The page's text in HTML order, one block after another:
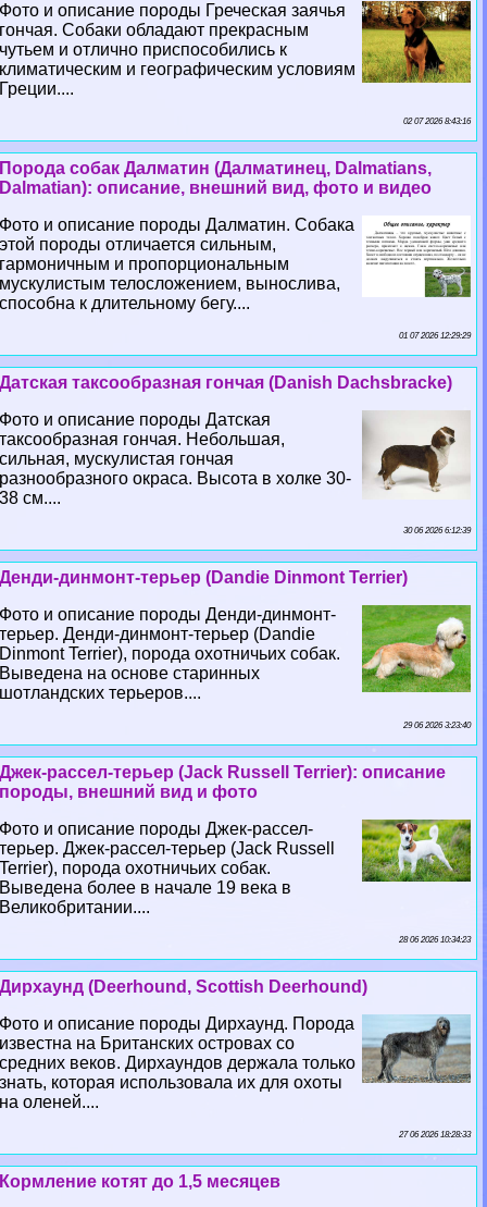
Фото и описание породы Греческая заячья
гончая. Собаки обладают прекрасным
чутьем и отлично приспособились к
климатическим и географическим условиям
Греции....
02 07 2026 8:43:16
Порода собак Далматин (Далматинец, Dalmatians,
Dalmatian): описание, внешний вид, фото и видео
Фото и описание породы Далматин. Собака
этой породы отличается сильным,
гармоничным и пропорциональным
мускулистым телосложением, вынослива,
способна к длительному бегу....
01 07 2026 12:29:29
Датская таксообразная гончая (Danish Dachsbracke)
Фото и описание породы Датская
таксообразная гончая. Небольшая,
сильная, мускулистая гончая
разнообразного окраса. Высота в холке 30-
38 см....
30 06 2026 6:12:39
Денди-динмонт-терьер (Dandie Dinmont Terrier)
Фото и описание породы Денди-динмонт-
терьер. Денди-динмонт-терьер (Dandie
Dinmont Terrier), порода охотничьих собак.
Выведена на основе старинных
шотландских терьеров....
29 06 2026 3:23:40
Джек-рассел-терьер (Jack Russell Terrier): описание
породы, внешний вид и фото
Фото и описание породы Джек-рассел-
терьер. Джек-рассел-терьер (Jack Russell
Terrier), порода охотничьих собак.
Выведена более в начале 19 века в
Великобритании....
28 06 2026 10:34:23
Дирхаунд (Deerhound, Scottish Deerhound)
Фото и описание породы Дирхаунд. Порода
известна на Британских островах со
средних веков. Дирхаундов держала только
знать, которая использовала их для охоты
на оленей....
27 06 2026 18:28:33
Кормление котят до 1,5 месяцев